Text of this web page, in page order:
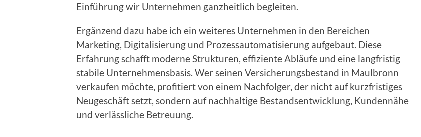
Einführung wir Unternehmen ganzheitlich begleiten.
Ergänzend dazu habe ich ein weiteres Unternehmen in den Bereichen
Marketing, Digitalisierung und Prozessautomatisierung aufgebaut. Diese
Erfahrung schafft moderne Strukturen, effiziente Abläufe und eine langfristig
stabile Unternehmensbasis. Wer seinen Versicherungsbestand in Maulbronn
verkaufen möchte, profitiert von einem Nachfolger, der nicht auf kurzfristiges
Neugeschäft setzt, sondern auf nachhaltige Bestandsentwicklung, Kundennähe
und verlässliche Betreuung.